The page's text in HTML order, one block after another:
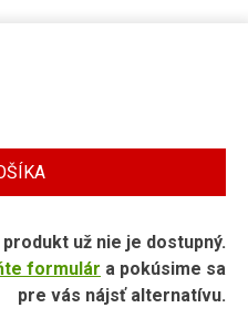
už nie je dostupný.
formulár a pokúsime sa
pre vás nájsť alternatívu.